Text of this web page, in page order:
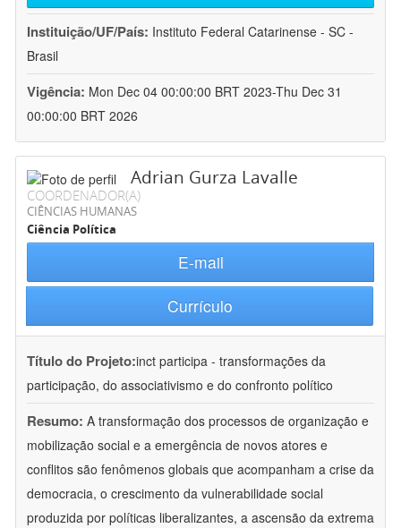
Instituição/UF/País: Instituto Federal Catarinense - SC -
Brasil
Vigência: Mon Dec 04 00:00:00 BRT 2023-Thu Dec 31
00:00:00 BRT 2026
Adrian Gurza Lavalle
COORDENADOR(A)
CIÊNCIAS HUMANAS
Ciência Política
E-mail
Currículo
Título do Projeto:inct participa - transformações da
participação, do associativismo e do confronto político
Resumo: A transformação dos processos de organização e
mobilização social e a emergência de novos atores e
conflitos são fenômenos globais que acompanham a crise da
democracia, o crescimento da vulnerabilidade social
produzida por políticas liberalizantes, a ascensão da extrema